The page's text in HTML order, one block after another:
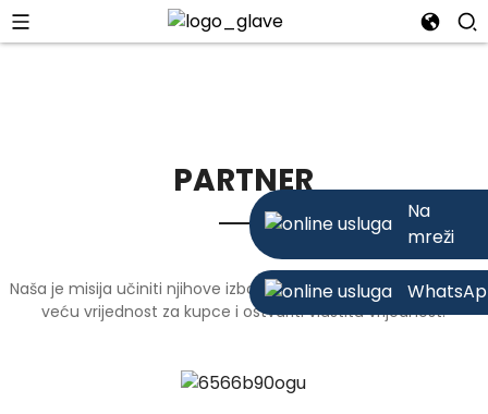
Na
mreži
PARTNER
Naša je misija učiniti njihove izbore čvrstim i ispravnim, stvoriti
veću vrijednost za kupce i ostvariti vlastitu vrijednost.